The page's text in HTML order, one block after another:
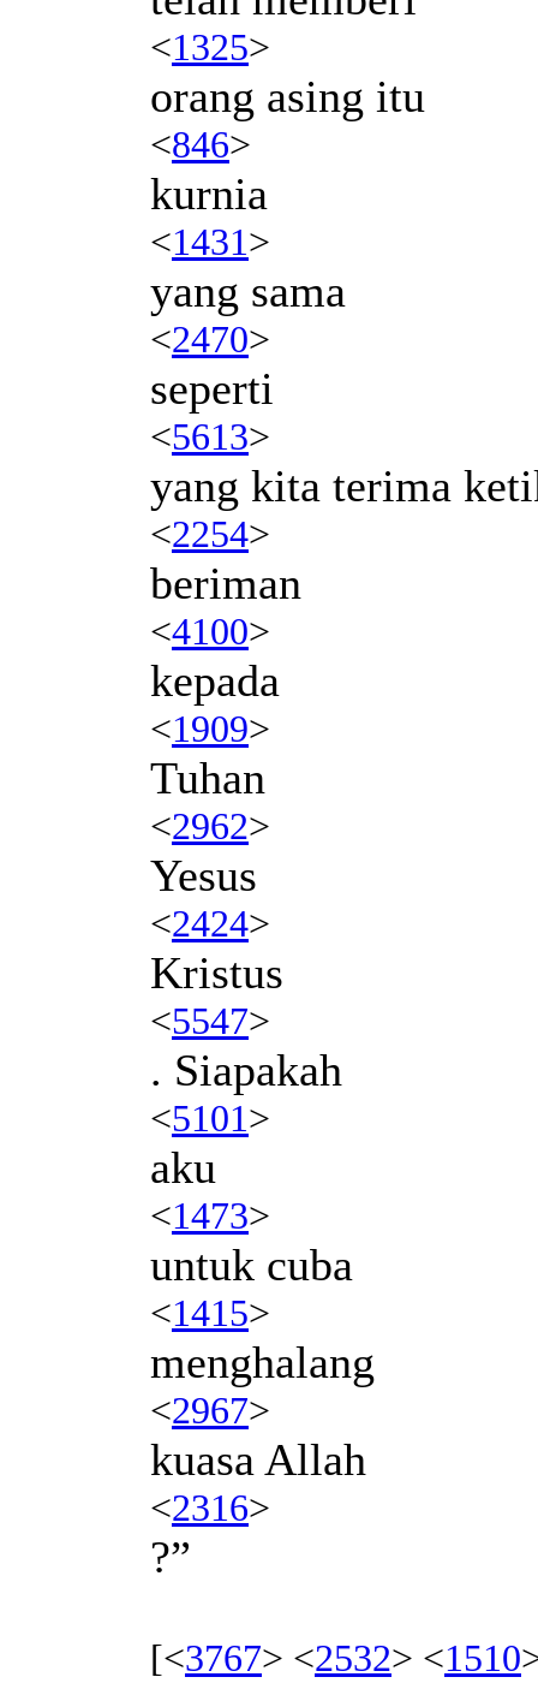
<1325>
orang asing itu
<846>
kurnia
<1431>
yang sama
<2470>
seperti
<5613>
yang kita terima
<2254>
beriman
<4100>
kepada
<1909>
Tuhan
<2962>
Yesus
<2424>
Kristus
<5547>
. Siapakah
<5101>
aku
<1473>
untuk cuba
<1415>
menghalang
<2967>
kuasa Allah
<2316>
?”
[<3767> <2532> <1510